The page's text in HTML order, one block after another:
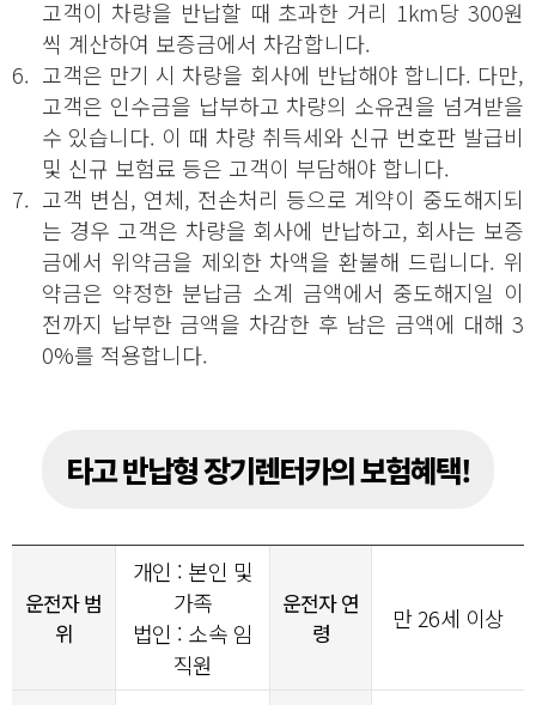
고객이 차량을 반납할 때 초과한 거리 1km당 300원
씩 계산하여 보증금에서 차감합니다.
6. 고객은 만기 시 차량을 회사에 반납해야 합니다. 다만,
고객은 인수금을 납부하고 차량의 소유권을 넘겨받을
수 있습니다. 이 때 차량 취득세와 신규 번호판 발급비
및 신규 보험료 등은 고객이 부담해야 합니다.
7. 고객 변심, 연체, 전손처리 등으로 계약이 중도해지되
는 경우 고객은 차량을 회사에 반납하고, 회사는 보증
금에서 위약금을 제외한 차액을 환불해 드립니다. 위
약금은 약정한 분납금 소계 금액에서 중도해지일 이
전까지 납부한 금액을 차감한 후 남은 금액에 대해 3
0%를 적용합니다.
타고 반납형 장기렌터카의 보험혜택!
운전자 범
위
개인 : 본인 및
가족
법인 : 소속 임
직원
운전자 연
령
만 26세 이상